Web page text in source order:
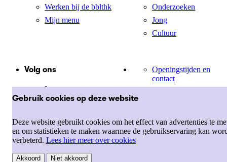
Gebruik cookies op deze website
Deze website gebruikt cookies om het effect van advertenties te
en om statistieken te maken waarmee de gebruikservaring kan
verbeterd. Lees hier meer over cookies
Akkoord Niet akkoord
Werken bij de bblthk
Mijn menu
Onderzoeken
Jong
Cultuur
Volg ons
Instagram
Facebook
X
Openingstijden en
contact
Disclaimer